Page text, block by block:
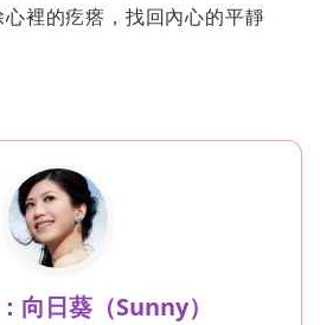
裡的疙瘩，找回內心的平靜
向日葵（Sunny）